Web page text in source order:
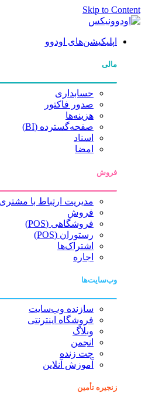
Skip to
اپلیکیشن‌های اودوو
حسابداری
صدور فاکتور
هزینه‌ها
صفحه‌گسترده (BI)
اسناد
امضا
فروش
مدیریت ارتباط با مشتری (CRM)
فروش
فروشگاهی (POS)
رستوران (POS)
اشتراک‌ها
اجاره
وب‌سایت‌ها
سازنده وب‌سایت
فروشگاه اینترنتی
وبلاگ
انجمن
چت زنده
آموزش آنلاین
زنجیره تأمین